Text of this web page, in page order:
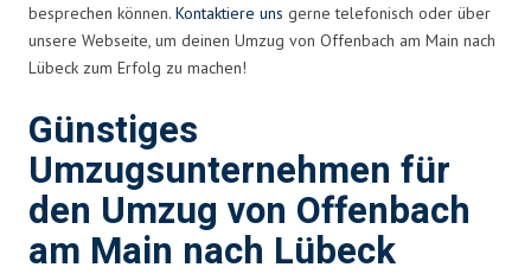
besprechen können. Kontaktiere uns gerne telefonisch oder über
unsere Webseite, um deinen Umzug von Offenbach am Main nach
Lübeck zum Erfolg zu machen!
Günstiges
Umzugsunternehmen für
den Umzug von Offenbach
am Main nach Lübeck